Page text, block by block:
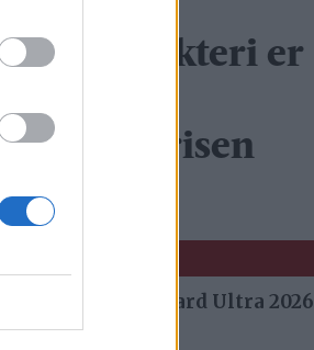
er
fra Stuggu Backyard Ultra 2026